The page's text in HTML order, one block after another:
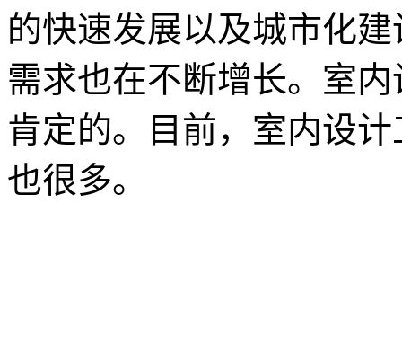
的快速发展以及城市化
需求也在不断增长。室
肯定的。目前，室内设
也很多。